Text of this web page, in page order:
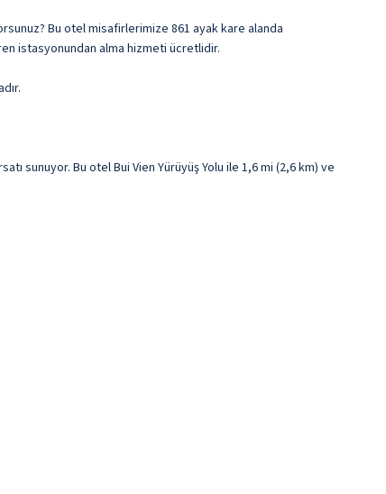
Bu otel misafirlerimize 861 ayak kare alanda
istasyonundan alma hizmeti ücretlidir.
sunuyor. Bu otel Bui Vien Yürüyüş Yolu ile 1,6 mi (2,6 km) ve